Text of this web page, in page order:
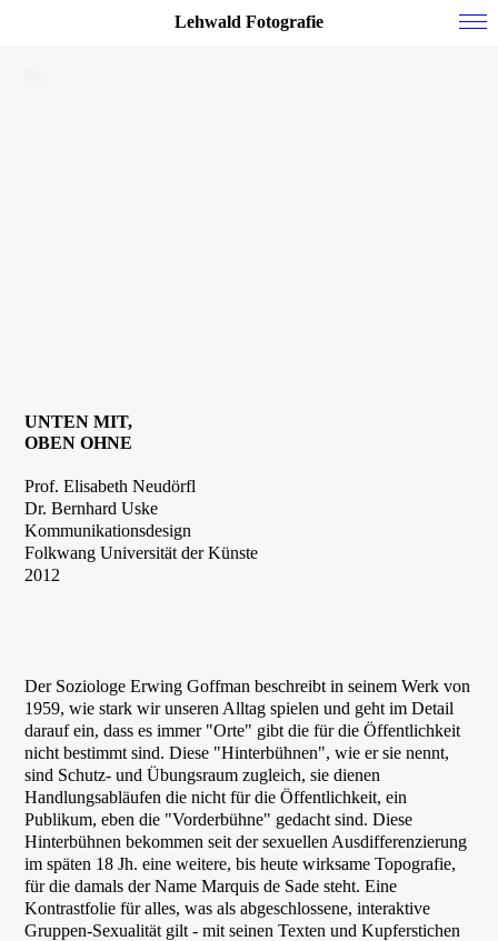
Lehwald Fotografie
UNTEN MIT,
OBEN OHNE
Prof. Elisabeth Neudörfl
Dr. Bernhard Uske
Kommunikationsdesign
Folkwang Universität der Künste
2012
Der Soziologe Erwing Goffman beschreibt in seinem Werk von
1959, wie stark wir unseren Alltag spielen und geht im Detail
darauf ein, dass es immer "Orte" gibt die für die Öffentlichkeit
nicht bestimmt sind. Diese "Hinterbühnen", wie er sie nennt,
sind Schutz- und Übungsraum zugleich, sie dienen
Handlungsabläufen die nicht für die Öffentlichkeit, ein
Publikum, eben die "Vorderbühne" gedacht sind. Diese
Hinterbühnen bekommen seit der sexuellen Ausdifferenzierung
im späten 18 Jh. eine weitere, bis heute wirksame Topografie,
für die damals der Name Marquis de Sade steht. Eine
Kontrastfolie für alles, was als abgeschlossene, interaktive
Gruppen-Sexualität gilt - mit seinen Texten und Kupferstichen